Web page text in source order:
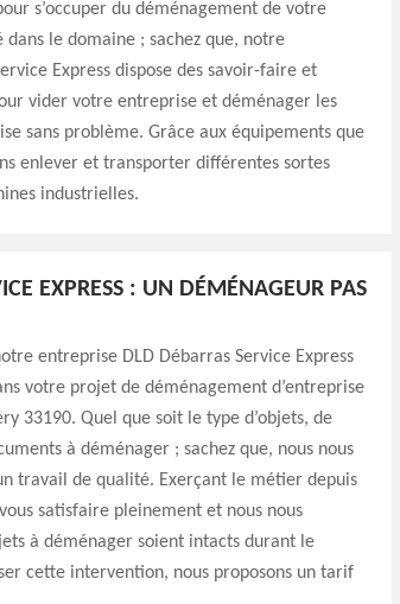
s’occuper du déménagement de votre
le domaine ; sachez que, notre
Express dispose des savoir-faire et
vider votre entreprise et déménager les
sans problème. Grâce aux équipements que
enlever et transporter différentes sortes
industrielles.
EXPRESS : UN DÉMÉNAGEUR PAS
entreprise DLD Débarras Service Express
votre projet de déménagement d’entreprise
33190. Quel que soit le type d’objets, de
à déménager ; sachez que, nous nous
travail de qualité. Exerçant le métier depuis
satisfaire pleinement et nous nous
à déménager soient intacts durant le
cette intervention, nous proposons un tarif